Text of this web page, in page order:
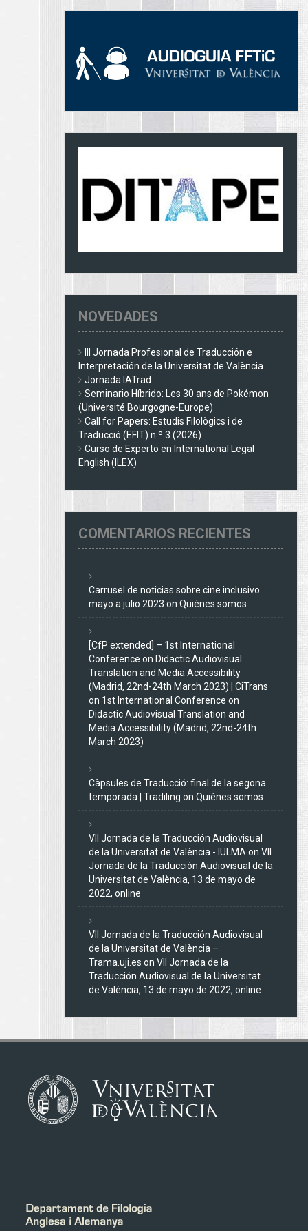
NOVEDADES
III Jornada Profesional de Traducción e
Interpretación de la Universitat de València
Jornada IATrad
Seminario Híbrido: Les 30 ans de Pokémon
(Université Bourgogne-Europe)
Call for Papers: Estudis Filològics i de
Traducció (EFIT) n.º 3 (2026)
Curso de Experto en International Legal
English (ILEX)
COMENTARIOS RECIENTES
Carrusel de noticias sobre cine inclusivo
mayo a julio 2023 on Quiénes somos
[CfP extended] – 1st International
Conference on Didactic Audiovisual
Translation and Media Accessibility
(Madrid, 22nd-24th March 2023) | CiTrans
on 1st International Conference on
Didactic Audiovisual Translation and
Media Accessibility (Madrid, 22nd-24th
March 2023)
Càpsules de Traducció: final de la segona
temporada | Tradiling on Quiénes somos
VII Jornada de la Traducción Audiovisual
de la Universitat de València - IULMA on VII
Jornada de la Traducción Audiovisual de la
Universitat de València, 13 de mayo de
2022, online
VII Jornada de la Traducción Audiovisual
de la Universitat de València –
Trama.uji.es on VII Jornada de la
Traducción Audiovisual de la Universitat
de València, 13 de mayo de 2022, online